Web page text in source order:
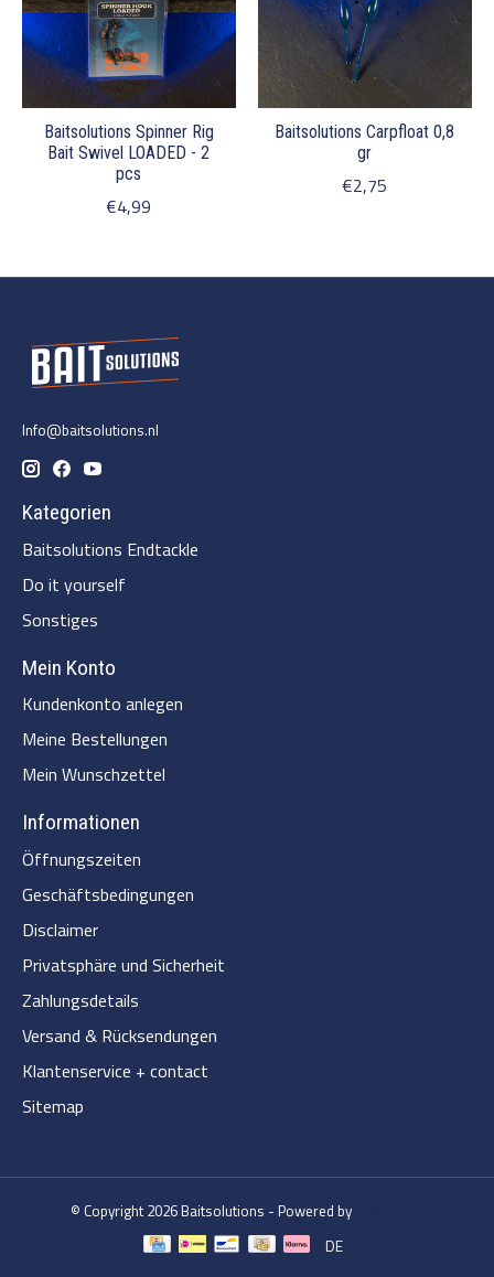
Baitsolutions Spinner Rig
Bait Swivel LOADED - 2
pcs
€4,99
Baitsolutions Carpfloat 0,8
gr
€2,75
Info@baitsolutions.nl
Kategorien
Baitsolutions Endtackle
Do it yourself
Sonstiges
Mein Konto
Kundenkonto anlegen
Meine Bestellungen
Mein Wunschzettel
Informationen
Öffnungszeiten
Geschäftsbedingungen
Disclaimer
Privatsphäre und Sicherheit
Zahlungsdetails
Versand & Rücksendungen
Klantenservice + contact
Sitemap
© Copyright 2026 Baitsolutions - Powered by
DE